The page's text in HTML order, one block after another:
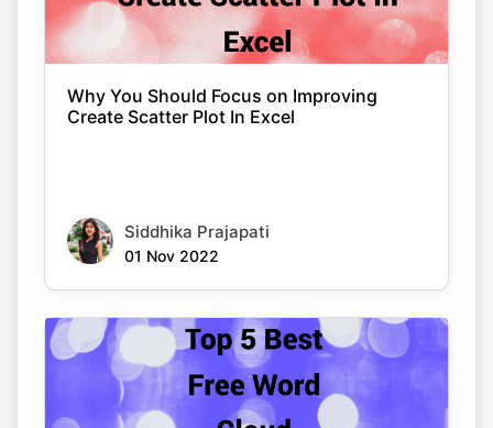
Why You Should Focus on Improving
Create Scatter Plot In Excel
Siddhika Prajapati
01 Nov 2022